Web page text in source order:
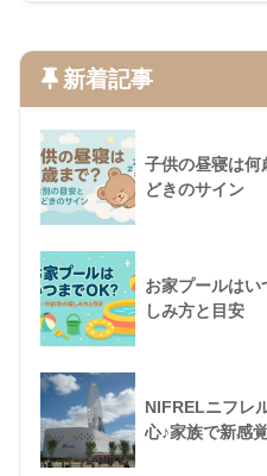
新着記事
子供の昼寝は何
どきのサイン
お家プールは
しみ方と目安
NIFRELニフレ
心♪家族で新感